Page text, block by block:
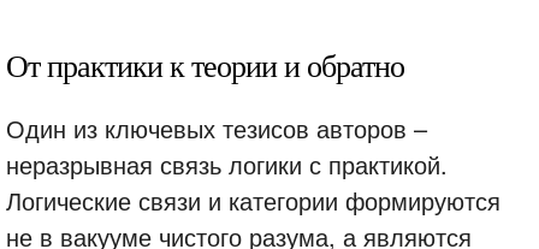
От практики к теории и обратно
Один из ключевых тезисов авторов –
неразрывная связь логики с практикой.
Логические связи и категории формируются
не в вакууме чистого разума, а являются